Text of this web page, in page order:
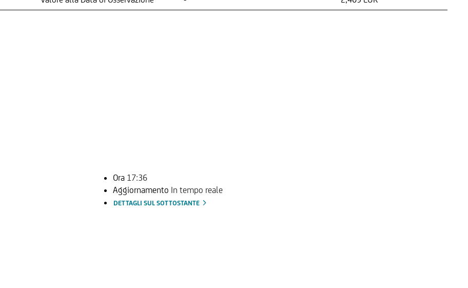
Ora 17:36
Aggiornamento In tempo reale
DETTAGLI SUL SOTTOSTANTE